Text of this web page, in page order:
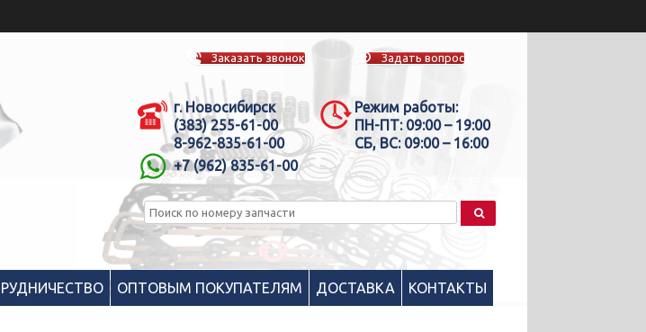
Заказать звонок Задать вопрос
г. Новосибирск
(383) 255-61-00
8-962-835-61-00
+7 (962) 835-61-00
Режим работы:
ПН-ПТ: 09:00 – 19:00
СБ, ВС: 09:00 – 16:00
ОПТОВЫМ ПОКУПАТЕЛЯМ ДОСТАВКА КОНТАКТЫ